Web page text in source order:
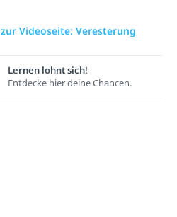
zur Videoseite: Veresterung
Lernen lohnt sich!
Entdecke hier deine Chancen.